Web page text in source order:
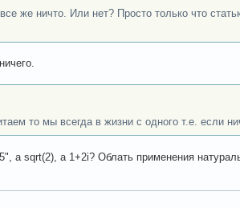
же ничто. Или нет? Просто только что
то мы всегда в жизни с одного т.е. если
а sqrt(2), а 1+2i? Облать применения